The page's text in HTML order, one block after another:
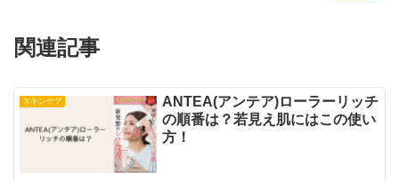
関連記事
スキンケア
ANTEA(アンテア)ローラーリッチ
の順番は？若見え肌にはこの使い
方！